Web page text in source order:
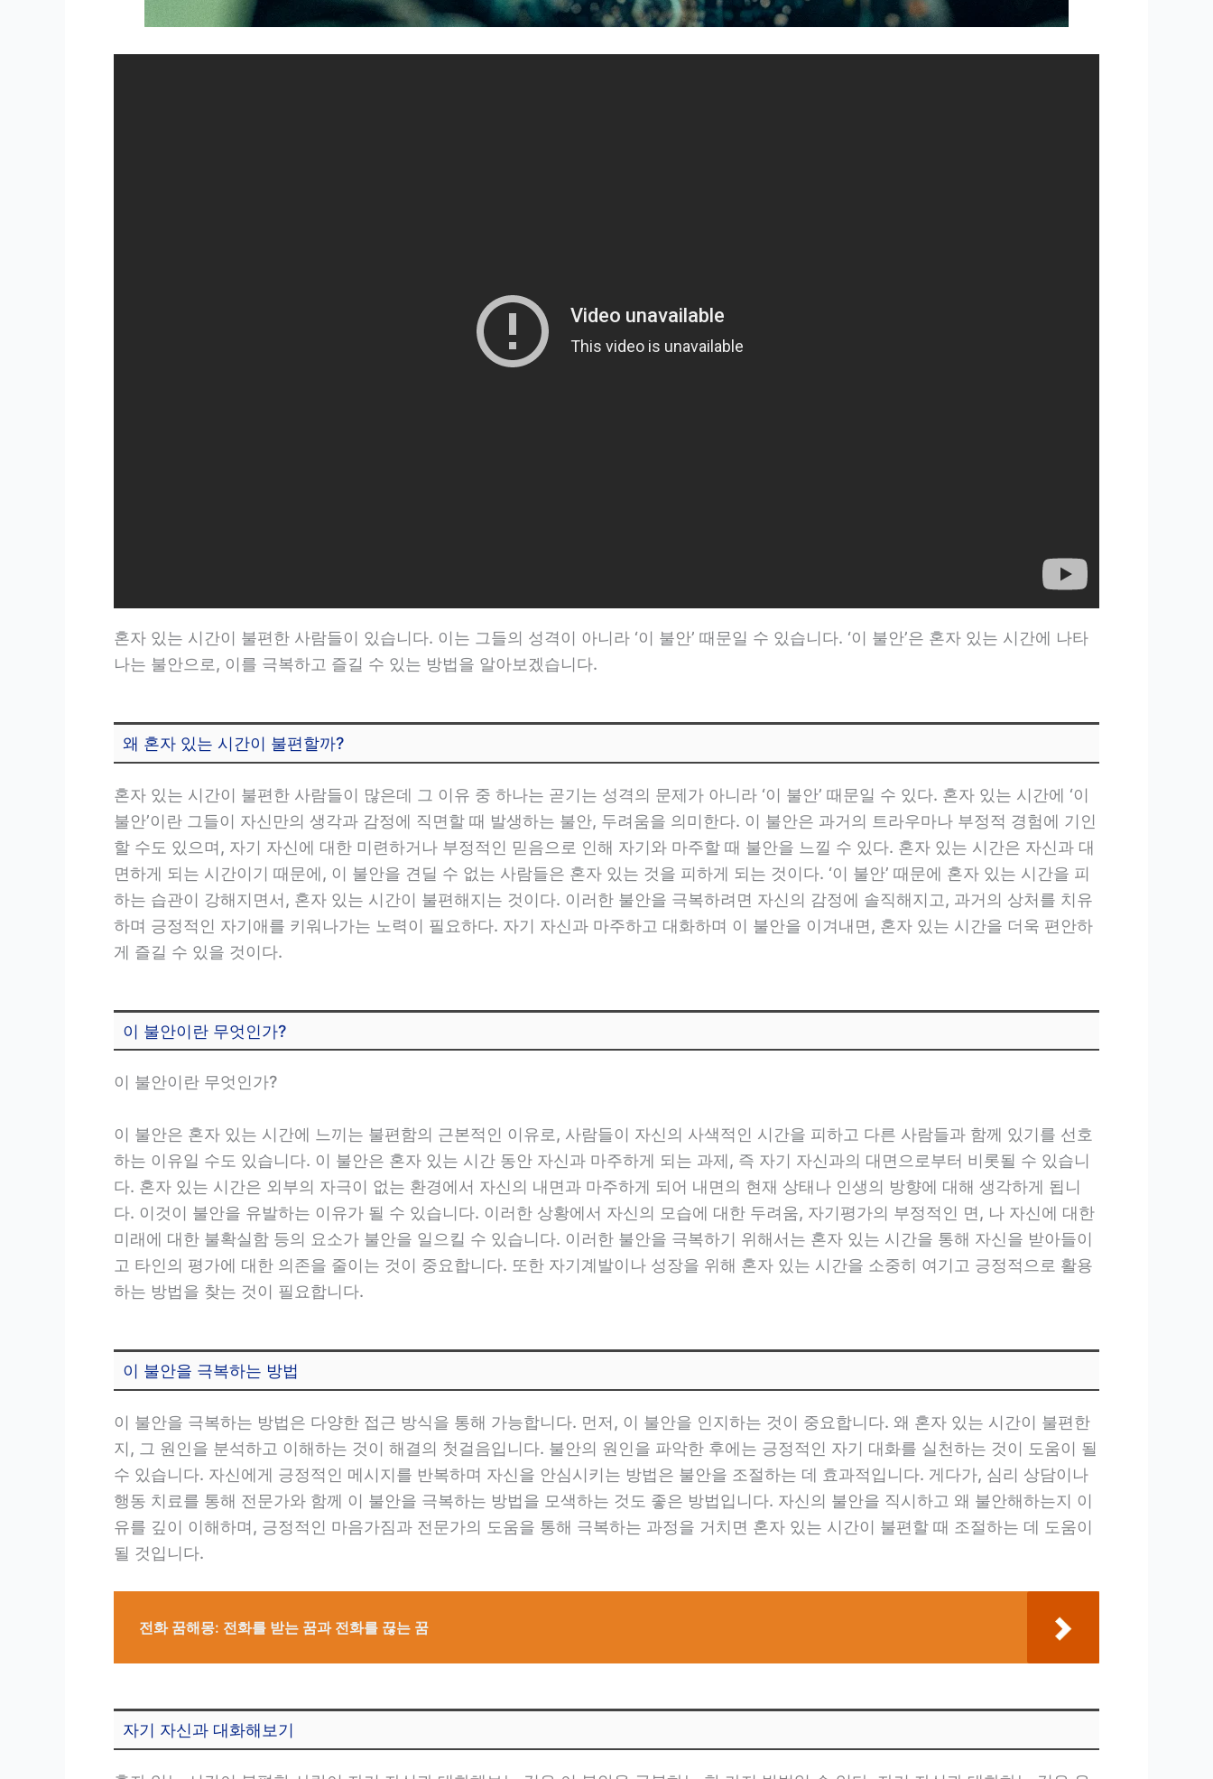
혼자 있는 시간이 불편한 사람들이 있습니다. 이는 그들의 성격이 아니라 ‘이 불안’ 때문일 수 있습니다. ‘이 불안’은 혼자 있는 시간에 나타
나는 불안으로, 이를 극복하고 즐길 수 있는 방법을 알아보겠습니다.
왜 혼자 있는 시간이 불편할까?
혼자 있는 시간이 불편한 사람들이 많은데 그 이유 중 하나는 곧기는 성격의 문제가 아니라 ‘이 불안’ 때문일 수 있다. 혼자 있는 시간에 ‘이
불안’이란 그들이 자신만의 생각과 감정에 직면할 때 발생하는 불안, 두려움을 의미한다. 이 불안은 과거의 트라우마나 부정적 경험에 기인
할 수도 있으며, 자기 자신에 대한 미련하거나 부정적인 믿음으로 인해 자기와 마주할 때 불안을 느낄 수 있다. 혼자 있는 시간은 자신과 대
면하게 되는 시간이기 때문에, 이 불안을 견딜 수 없는 사람들은 혼자 있는 것을 피하게 되는 것이다. ‘이 불안’ 때문에 혼자 있는 시간을 피
하는 습관이 강해지면서, 혼자 있는 시간이 불편해지는 것이다. 이러한 불안을 극복하려면 자신의 감정에 솔직해지고, 과거의 상처를 치유
하며 긍정적인 자기애를 키워나가는 노력이 필요하다. 자기 자신과 마주하고 대화하며 이 불안을 이겨내면, 혼자 있는 시간을 더욱 편안하
게 즐길 수 있을 것이다.
이 불안이란 무엇인가?
이 불안이란 무엇인가?
이 불안은 혼자 있는 시간에 느끼는 불편함의 근본적인 이유로, 사람들이 자신의 사색적인 시간을 피하고 다른 사람들과 함께 있기를 선호
하는 이유일 수도 있습니다. 이 불안은 혼자 있는 시간 동안 자신과 마주하게 되는 과제, 즉 자기 자신과의 대면으로부터 비롯될 수 있습니
다. 혼자 있는 시간은 외부의 자극이 없는 환경에서 자신의 내면과 마주하게 되어 내면의 현재 상태나 인생의 방향에 대해 생각하게 됩니
다. 이것이 불안을 유발하는 이유가 될 수 있습니다. 이러한 상황에서 자신의 모습에 대한 두려움, 자기평가의 부정적인 면, 나 자신에 대한
미래에 대한 불확실함 등의 요소가 불안을 일으킬 수 있습니다. 이러한 불안을 극복하기 위해서는 혼자 있는 시간을 통해 자신을 받아들이
고 타인의 평가에 대한 의존을 줄이는 것이 중요합니다. 또한 자기계발이나 성장을 위해 혼자 있는 시간을 소중히 여기고 긍정적으로 활용
하는 방법을 찾는 것이 필요합니다.
이 불안을 극복하는 방법
이 불안을 극복하는 방법은 다양한 접근 방식을 통해 가능합니다. 먼저, 이 불안을 인지하는 것이 중요합니다. 왜 혼자 있는 시간이 불편한
지, 그 원인을 분석하고 이해하는 것이 해결의 첫걸음입니다. 불안의 원인을 파악한 후에는 긍정적인 자기 대화를 실천하는 것이 도움이 될
수 있습니다. 자신에게 긍정적인 메시지를 반복하며 자신을 안심시키는 방법은 불안을 조절하는 데 효과적입니다. 게다가, 심리 상담이나
행동 치료를 통해 전문가와 함께 이 불안을 극복하는 방법을 모색하는 것도 좋은 방법입니다. 자신의 불안을 직시하고 왜 불안해하는지 이
유를 깊이 이해하며, 긍정적인 마음가짐과 전문가의 도움을 통해 극복하는 과정을 거치면 혼자 있는 시간이 불편할 때 조절하는 데 도움이
될 것입니다.
전화 꿈해몽: 전화를 받는 꿈과 전화를 끊는 꿈
자기 자신과 대화해보기